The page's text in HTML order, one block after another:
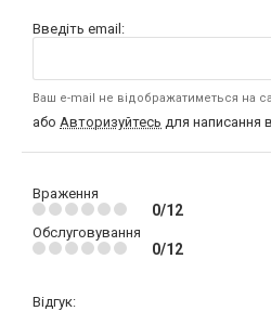
Введіть email:
Ваш e-mail не відображатиметься на
або Авторизуйтесь для написання
Враження
0/12
Обслуговування
0/12
Відгук: